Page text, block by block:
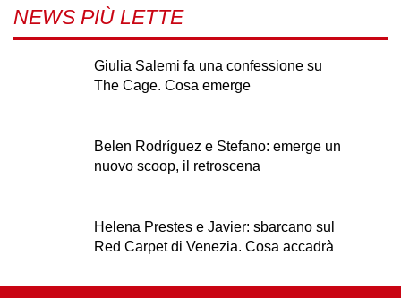
NEWS PIÙ LETTE
Giulia Salemi fa una confessione su
The Cage. Cosa emerge
Belen Rodríguez e Stefano: emerge un
nuovo scoop, il retroscena
Helena Prestes e Javier: sbarcano sul
Red Carpet di Venezia. Cosa accadrà